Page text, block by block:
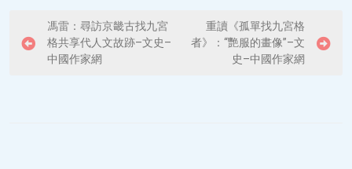
o
馮雷：尋訪京畿古找九宮
格共享代人文故跡–文史–
中國作家網
重讀《孤單找九宮格
者》：“艷服的畫像”–文
史–中國作家網